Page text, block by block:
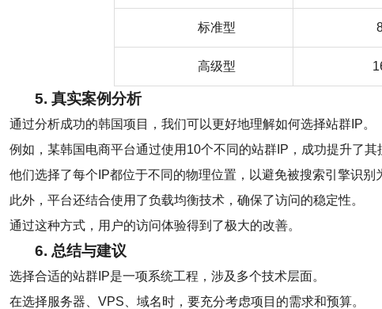
标准型
高级型
5. 真实案例分析
通过分析成功的韩国项目，我们可以更好地理解如何选择站群IP。
例如，某韩国电商平台通过使用10个不同的站群IP，成功提升了其
他们选择了每个IP都位于不同的物理位置，以避免被搜索引擎识别
此外，平台还结合使用了负载均衡技术，确保了访问的稳定性。
通过这种方式，用户的访问体验得到了极大的改善。
6. 总结与建议
选择合适的站群IP是一项系统工程，涉及多个技术层面。
在选择服务器、VPS、域名时，要充分考虑项目的需求和预算。